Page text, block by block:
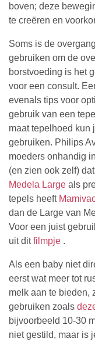
boven; deze
te creëren en
Soms is de
gebruiken om de
borstvoeding is het
voor een consult.
evenals tips voor
gebruik van een
maat tepelhoed
gebruiken. Philips
moeders onhandig
(en zien ook zelf)
Medela Large als
tepels heeft
dan de Large van
Voor een juist
uit ditfilmpje .
Als een baby niet
eerst wat meer tot
melk aan te bieden,
gebruiken zoals
bijvoorbeeld 10-30
niet gestild, maar is